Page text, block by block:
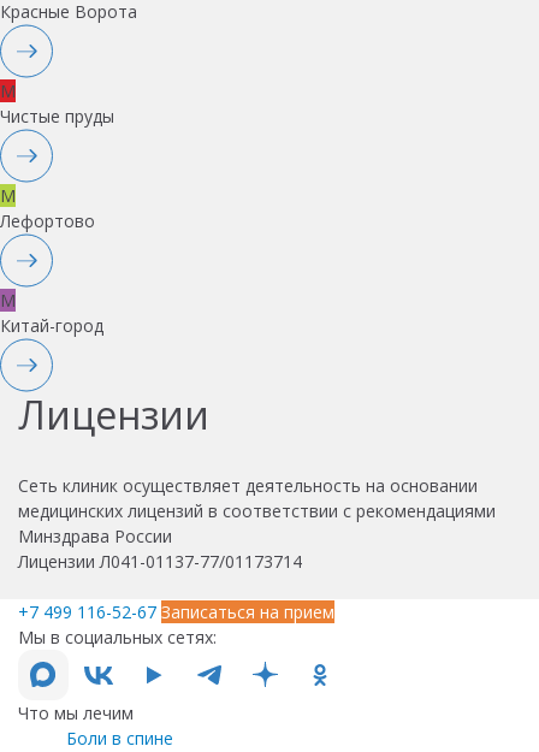
Красные Ворота
M
Чистые пруды
M
Лефортово
M
Китай-город
Лицензии
Сеть клиник осуществляет деятельность на основании
медицинских лицензий в соответствии с рекомендациями
Минздрава России
Лицензии Л041-01137-77/01173714
+7 499 116-52-67 Записаться на прием
Мы в социальных сетях:
Что мы лечим
Боли в спине